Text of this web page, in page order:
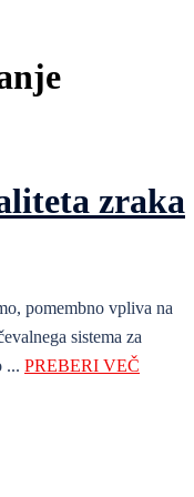
zraka
pomembno vpliva na
sistema za
... PREBERI VEČ